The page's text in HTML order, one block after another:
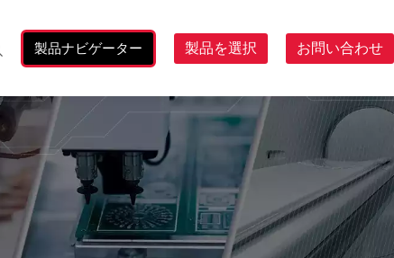
製品ナビゲーター 製品を選択 お問い合わせ